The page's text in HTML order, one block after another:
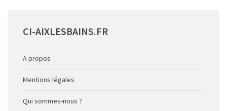
CI-AIXLESBAINS.FR
A propos
Mentions légales
Qui sommes-nous ?